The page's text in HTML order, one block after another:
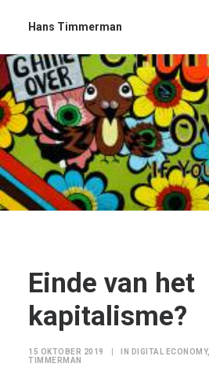
Hans Timmerman
Einde van het
kapitalisme?
15 OKTOBER 2019 IN DIGITAL ECONOMY,
TIMMERMAN